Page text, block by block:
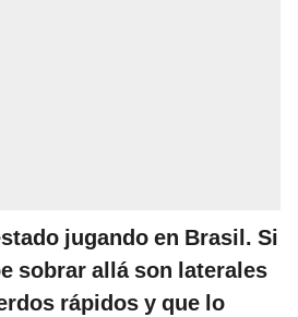
jugando en Brasil. Si
sobrar allá son laterales
rápidos y que lo